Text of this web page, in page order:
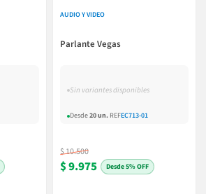
AUDIO Y VIDEO
Parlante Vegas
Sin variantes disponibles
Desde20 un. REFEC713-01
$ 10.500
$ 9.975 5% OFF